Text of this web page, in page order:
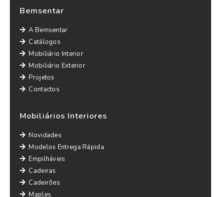
Bemsentar
A Bemsentar
Catálogos
Mobiliário Interior
Mobiliário Exterior
Projetos
Contactos
Mobiliários Interiores
Novidades
Modelos Entrega Rápida
Empilháveis
Cadeiras
Cadeirões
Maples